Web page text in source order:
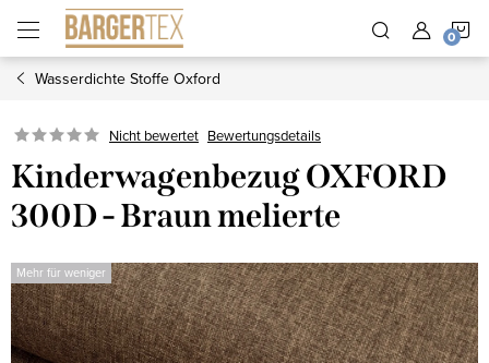
Inhalt
springen
Wasserdichte Stoffe Oxford
Nicht bewertet Bewertungsdetails
Kinderwagenbezug OXFORD
300D - Braun melierte
Mehr für weniger